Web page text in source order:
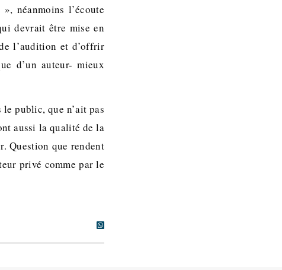
néanmoins l’écoute
devrait être mise en
l’audition et d’offrir
d’un auteur- mieux
public, que n’ait pas
aussi la qualité de la
Question que rendent
privé comme par le